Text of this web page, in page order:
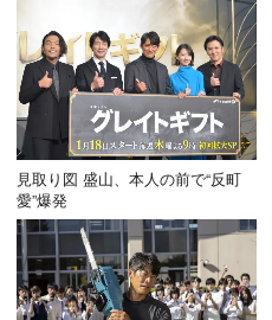
見取り図 盛山、本人の前で“反町
愛”爆発